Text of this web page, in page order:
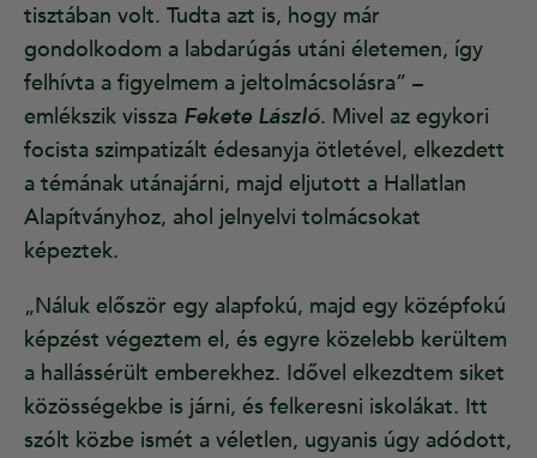
tisztában volt. Tudta azt is, hogy már
gondolkodom a labdarúgás utáni életemen, így
felhívta a figyelmem a jeltolmácsolásra” –
emlékszik vissza Fekete László. Mivel az egykori
focista szimpatizált édesanyja ötletével, elkezdett
a témának utánajárni, majd eljutott a Hallatlan
Alapítványhoz, ahol jelnyelvi tolmácsokat
képeztek.
„Náluk először egy alapfokú, majd egy középfokú
képzést végeztem el, és egyre közelebb kerültem
a hallássérült emberekhez. Idővel elkezdtem siket
közösségekbe is járni, és felkeresni iskolákat. Itt
szólt közbe ismét a véletlen, ugyanis úgy adódott,